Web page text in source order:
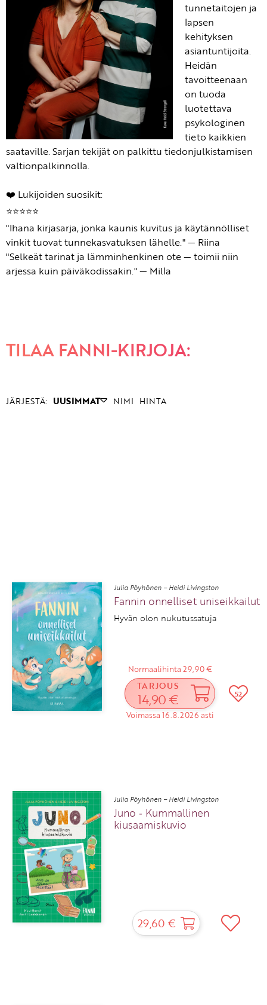
tunnetaitojen ja
lapsen
kehityksen
asiantuntijoita.
Heidän
tavoitteenaan
on tuoda
luotettava
psykologinen
tieto kaikkien
saataville. Sarjan tekijät on palkittu tiedonjulkistamisen
valtionpalkinnolla.
❤️ Lukijoiden suosikit:
⭐️⭐️⭐️⭐️⭐️
"Ihana kirjasarja, jonka kaunis kuvitus ja käytännölliset
vinkit tuovat tunnekasvatuksen lähelle." — Riina
"Selkeät tarinat ja lämminhenkinen ote — toimii niin
arjessa kuin päiväkodissakin." — Milla
TILAA FANNI-KIRJOJA:
JÄRJESTÄ: UUSIMMAT NIMI HINTA
Julia Pöyhönen – Heidi Livingston
Fannin onnelliset uniseikkailut
Hyvän olon nukutussatuja
Normaalihinta 29,90 €
TARJOUS
14,90 €
Voimassa 16.8.2026 asti
52
Julia Pöyhönen – Heidi Livingston
Juno ‑ Kummallinen
kiusaamiskuvio
29,60 €